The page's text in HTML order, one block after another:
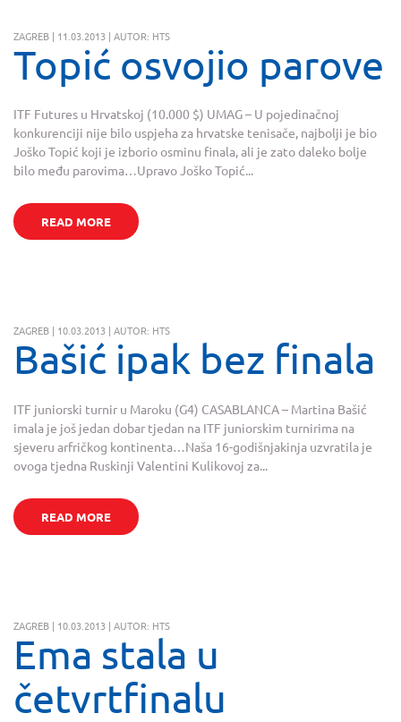
ZAGREB | 11.03.2013 | AUTOR: HTS
Topić osvojio parove
ITF Futures u Hrvatskoj (10.000 $) UMAG – U pojedinačnoj
konkurenciji nije bilo uspjeha za hrvatske tenisače, najbolji je bio
Joško Topić koji je izborio osminu finala, ali je zato daleko bolje
bilo među parovima…Upravo Joško Topić...
READ MORE
ZAGREB | 10.03.2013 | AUTOR: HTS
Bašić ipak bez finala
ITF juniorski turnir u Maroku (G4) CASABLANCA – Martina Bašić
imala je još jedan dobar tjedan na ITF juniorskim turnirima na
sjeveru arfričkog kontinenta…Naša 16-godišnjakinja uzvratila je
ovoga tjedna Ruskinji Valentini Kulikovoj za...
READ MORE
ZAGREB | 10.03.2013 | AUTOR: HTS
Ema stala u
četvrtfinalu